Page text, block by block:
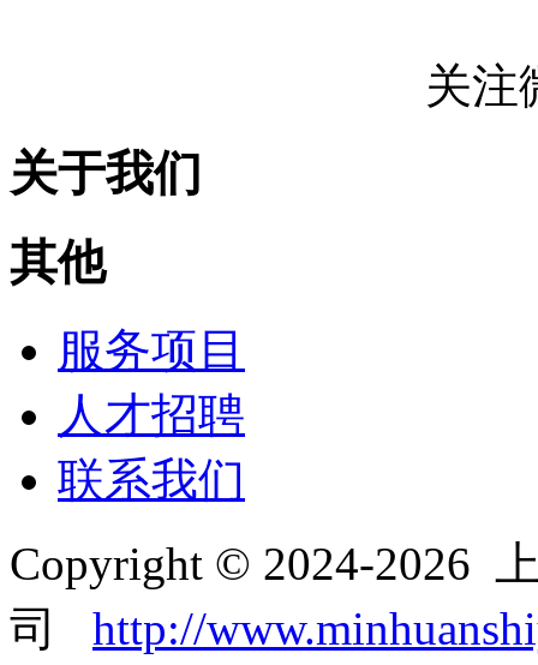
关注
关于我们
其他
服务项目
人才招聘
联系我们
Copyright © 2024-2026
司 http://